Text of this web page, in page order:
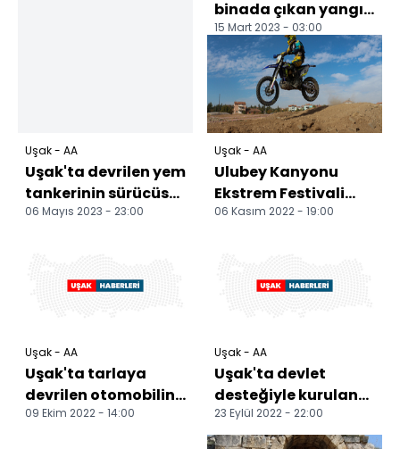
Uşak - AA
Uşak'ta devrilen yem
tankerinin sürücüsü
yaralandı
06 Mayıs 2023 - 23:00
binada çıkan yangın
söndürüldü
15 Mart 2023 - 03:00
Uşak - AA
Ulubey Kanyonu
Ekstrem Festivali
yapıldı
06 Kasım 2022 - 19:00
Uşak - AA
Uşak'ta tarlaya
devrilen otomobilin
sürücüsü öldü
09 Ekim 2022 - 14:00
Uşak - AA
Uşak'ta devlet
desteğiyle kurulan
turizm tesisi hizmete
açıldı
23 Eylül 2022 - 22:00